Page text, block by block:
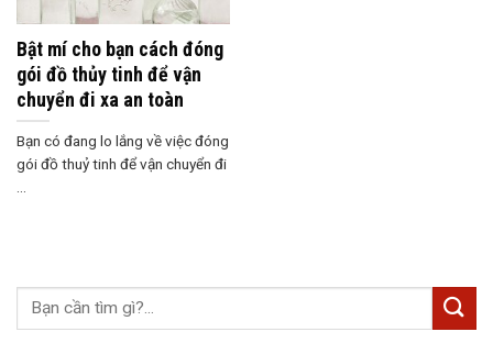
Bật mí cho bạn cách đóng
gói đồ thủy tinh để vận
chuyển đi xa an toàn
Bạn có đang lo lắng về việc đóng
gói đồ thuỷ tinh để vận chuyển đi